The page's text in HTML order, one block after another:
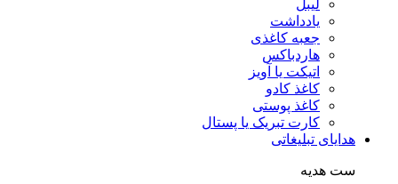
لیبل
یادداشت
جعبه کاغذی
هاردباکس
اتیکت یا آویز
کاغذ کادو
کاغذ پوستی
کارت تبریک یا پستال
هدایای تبلیغاتی
ست هدیه